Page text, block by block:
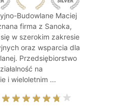
Budowlane Maciej
firma z Sanoka,
w szerokim zakresie
oraz wsparcia dla
Przedsiębiorstwo
na
i wieloletnim ...